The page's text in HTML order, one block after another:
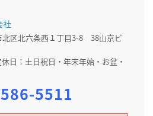
社
北区北六条西１丁目3-8 38山京ビ
日：土日祝日・年末年始・お盆・
5511